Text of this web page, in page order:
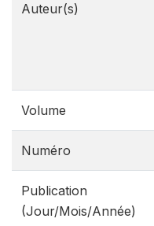
Auteur(s)
Volume
Numéro
Publication
(Jour/Mois/Année)